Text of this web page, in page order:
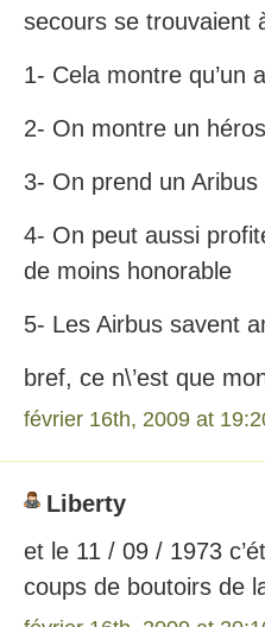
secours se trouvaient
1- Cela montre qu’un
2- On montre un héros
3- On prend un
4- On peut aussi
de moins honorable
5- Les Airbus savent
bref, ce n\’est que
février 16th, 2009 at
Liberty
et le 11 / 09 / 1973
coups de boutoirs de